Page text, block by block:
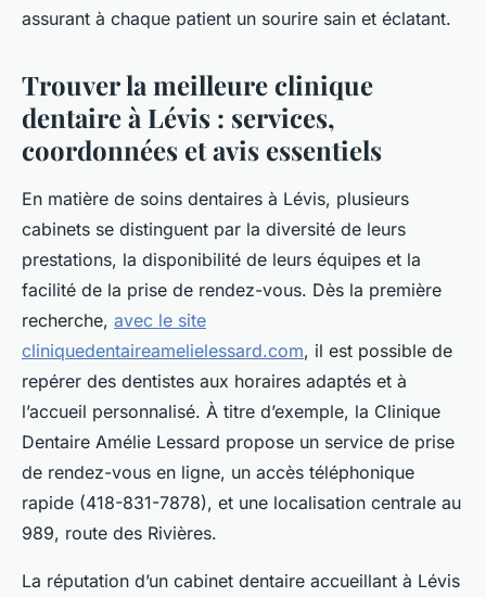
assurant à chaque patient un sourire sain et éclatant.
Trouver la meilleure clinique
dentaire à Lévis : services,
coordonnées et avis essentiels
En matière de soins dentaires à Lévis, plusieurs
cabinets se distinguent par la diversité de leurs
prestations, la disponibilité de leurs équipes et la
facilité de la prise de rendez-vous. Dès la première
recherche, avec le site
cliniquedentaireamelielessard.com, il est possible de
repérer des dentistes aux horaires adaptés et à
l’accueil personnalisé. À titre d’exemple, la Clinique
Dentaire Amélie Lessard propose un service de prise
de rendez-vous en ligne, un accès téléphonique
rapide (418-831-7878), et une localisation centrale au
989, route des Rivières.
La réputation d’un cabinet dentaire accueillant à Lévis